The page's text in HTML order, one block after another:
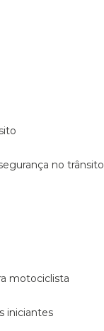
no trânsito
motociclista
iniciantes